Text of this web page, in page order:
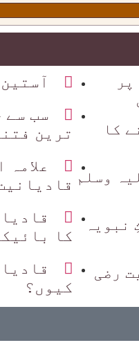
کا
وسلم
نبویہ
رضی
سب سے
ترین
علامہ
کا
کیوں؟